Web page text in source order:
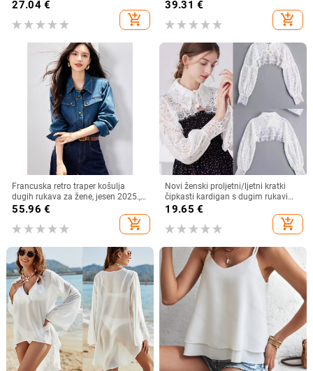
kardigan stil, gradski stil
27.04€
add_shopping_cart
dugi kroj
39.31 €
add_shopping_cart
Francuska retro traper košulja
dugih rukava za žene, jesen 2025.,
nova ležerna, elegantna, svestrana,
55.96 €
add_shopping_cart
Novi ženski proljetni/ljetni kratki
čipkasti kardigan s dugim rukavima
i lažnim ovratnikom, otporan na
19.65 €
add_shopping_cart